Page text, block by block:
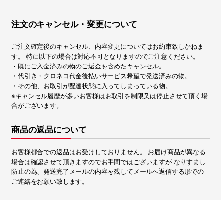
注文のキャンセル・変更について
ご注文確定後のキャンセル、内容変更についてはお約束致しかねま
す。 特に以下の場合は対応不可となりますのでご注意ください。
・既にご入金済みの物のご返金を含めたキャンセル。
・代引き・クロネコ代金後払いサービス希望で発送済みの物。
・その他、お取引が配達状態に入ってしまっている物。
※キャンセル履歴が多いお客様はお取引を制限又は停止させて頂く場
合がございます。
商品の返品について
お客様都合での返品はお受けしておりません。 お届け商品が異なる
場合は確認させて頂きますのでお手間ではございますが なりすまし
防止の為、発送完了メールの内容を残してメールへ返信する形での
ご連絡をお願い致します。